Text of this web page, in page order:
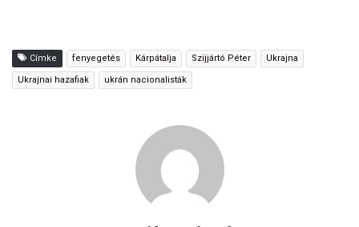
Címke fenyegetés Kárpátalja Szijjártó Péter Ukrajna
Ukrajnai hazafiak ukrán nacionalisták